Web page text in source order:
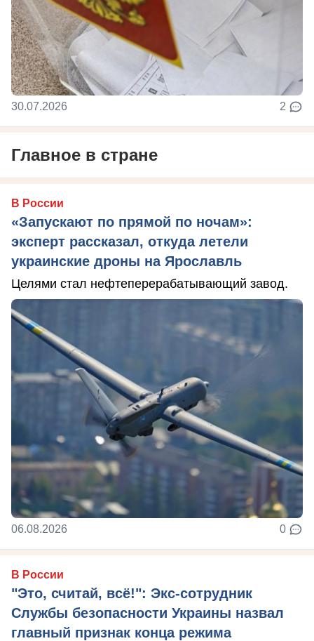
30.07.2026 2
Главное в стране
В России
«Запускают по прямой по ночам»:
эксперт рассказал, откуда летели
украинские дроны на Ярославль
Целями стал нефтеперерабатывающий завод.
06.08.2026 0
В России
"Это, считай, всё!": Экс-сотрудник
Службы безопасности Украины назвал
главный признак конца режима